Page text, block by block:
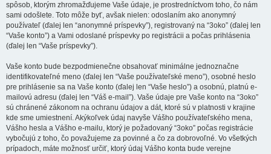
spôsob, ktorým zhromažďujeme Vaše údaje, je prostredníctvom toho, čo nám
sami odošlete. Toto môže byť, avšak nielen: odoslaním ako anonymný
používateľ (ďalej len “anonymné príspevky”), registrovaný na “3oko” (ďalej len
“Vaše konto”) a Vami odoslané príspevky po registrácii a počas prihlásenia
(ďalej len “Vaše príspevky”).
Vaše konto bude bezpodmienečne obsahovať minimálne jednoznačne
identifikovateľné meno (ďalej len “Vaše používateľské meno”), osobné heslo
pre prihlásenie sa na Vaše konto (ďalej len “Vaše heslo”) a osobnú, platnú e-
mailovú adresu (ďalej len “Váš e-mail”). Vaše údaje pre Vaše konto na “3oko”
sú chránené zákonom na ochranu údajov a dát, ktoré sú v platnosti v krajine
kde sme umiestnení. Akýkoľvek údaj navyše Vášho používateľského mena,
Vášho hesla a Vášho e-mailu, ktorý je požadovaný “3oko” počas registrácie
vybočujú z toho, čo považujeme za povinné a čo za dobrovoľné. Vo všetkých
prípadoch, máte možnosť určiť, ktorý údaj Vášho konta bude verejne